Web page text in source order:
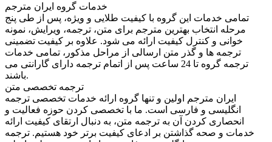
خدمات گروه ایران مترجم
تمامی خدمات این گروه با کیفیت طلایی و ویژه، پس از طی پنج
مرحله انتخاب بهترین مترجم برای متن، ترجمه، ویرایش، نمونه
خوانی و کنترل کیفیت ارائه می شود. علاوه بر کیفیت تضمینی
ترجمه ها و گذر متن ارسالی از مراحل مذکور، تمامی خدمات
ترجمه گروه تا 24 ساعت پس از اتمام ترجمه دارای گارانتی می
باشند.
ترجمه تخصصی متن
ایران مترجم اولین و تنها گروه ارائه خدمات تخصصی ترجمه
انگلیسی و فارسی است. ما با تخصصی کردن حوزه فعالیت و
انحصاری کردن آن به ترجمه متن، به دنبال ارتقای کیفیت ارائه
خدمات و صحه گذاشتن بر ادعای کیفیت برتر خود هستیم. ترجمه